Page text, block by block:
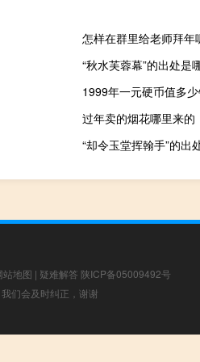
怎样在群里给老师拜年
“秋水芙蓉幕”的出处是
1999年一元硬币值多
过年卖的烟花哪里来的
“却令玉堂挥翰手”的出
站地图 | 疑难解答 陕ICP备05009492号
们会及时纠正，谢谢